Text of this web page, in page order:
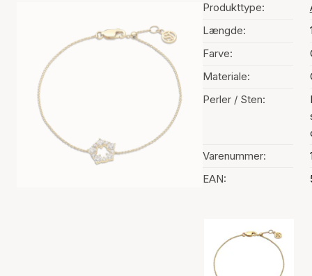
Produkttype:
Længde:
Farve:
Materiale:
Perler / Sten:
Varenummer:
EAN:
Valg af farve